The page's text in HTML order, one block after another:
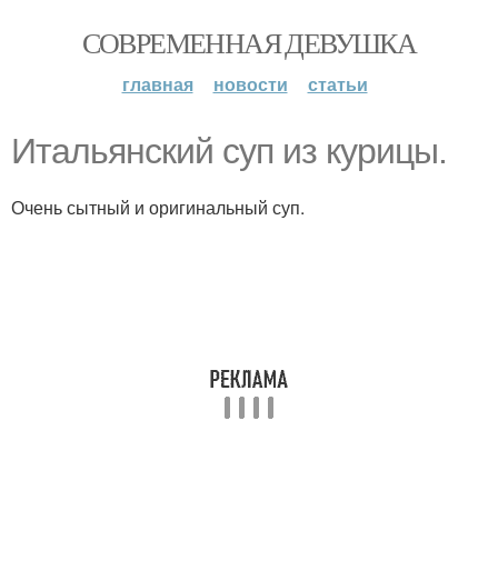
СОВРЕМЕННАЯ ДЕВУШКА
главная новости статьи
Итальянский суп из курицы.
Очень сытный и оригинальный суп.